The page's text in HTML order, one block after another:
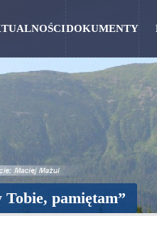
DOKUMENTY
Tobie, pamiętam”